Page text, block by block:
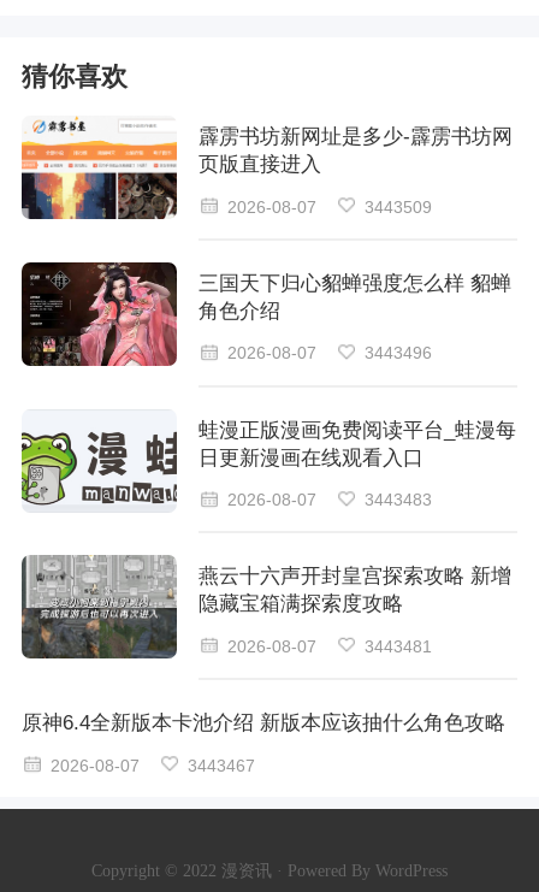
猜你喜欢
霹雳书坊新网址是多少-霹雳书坊网
页版直接进入
2026-08-07 3443509
三国天下归心貂蝉强度怎么样 貂蝉
角色介绍
2026-08-07 3443496
蛙漫正版漫画免费阅读平台_蛙漫每
日更新漫画在线观看入口
2026-08-07 3443483
燕云十六声开封皇宫探索攻略 新增
隐藏宝箱满探索度攻略
2026-08-07 3443481
原神6.4全新版本卡池介绍 新版本应该抽什么角色攻略
2026-08-07 3443467
Copyright © 2022 漫资讯 · Powered By WordPress